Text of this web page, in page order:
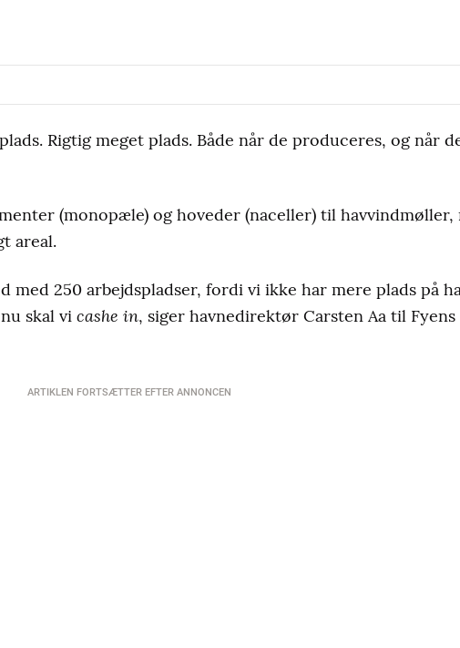
Rigtig meget plads. Både når de produceres, og når
(monopæle) og hoveder (naceller) til havvindmøller,
areal.
med 250 arbejdspladser, fordi vi ikke har mere plads på
skal vi cashe in, siger havnedirektør Carsten Aa til Fyens
ARTIKLEN FORTSÆTTER EFTER ANNONCEN